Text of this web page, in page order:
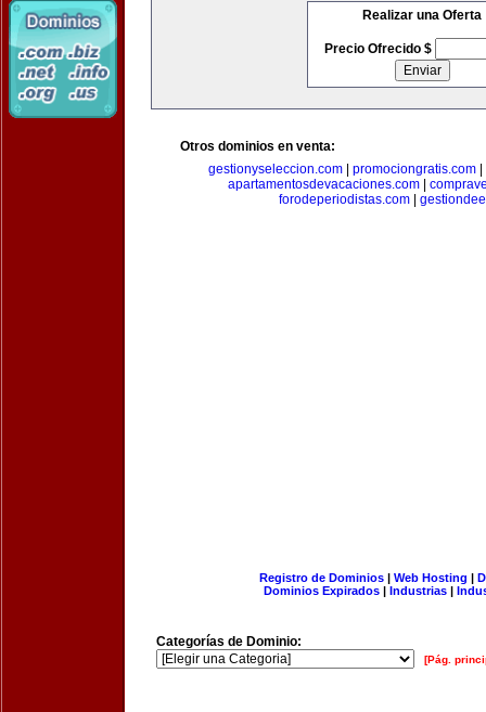
Realizar una Oferta
Precio Ofrecido $
Otros dominios en venta:
gestionyseleccion.com| promociongratis.com|
apartamentosdevacaciones.com|
forodeperiodistas.com
Registro de Dominios| Web Hosting |
Dominios Expirados | Industrias |
Categorías de Dominio:
[Pág.